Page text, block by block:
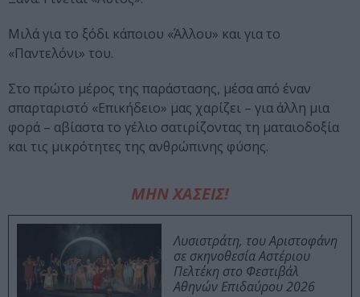
Μιλά για το ξόδι κάποιου «Άλλου» και για το
«Παντελόνι» του.
Στο πρώτο μέρος της παράστασης, μέσα από έναν
σπαρταριστό «Επικήδειο» μας χαρίζει – για άλλη μια
φορά – αβίαστα το γέλιο σατιρίζοντας τη ματαιοδοξία
και τις μικρότητες της ανθρώπινης φύσης.
ΜΗΝ ΧΑΣΕΙΣ!
Λυσιστράτη, του Αριστοφάνη
σε σκηνοθεσία Αστέριου
Πελτέκη στο Φεστιβάλ
Αθηνών Επιδαύρου 2026